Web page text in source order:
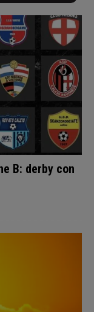
B: derby con